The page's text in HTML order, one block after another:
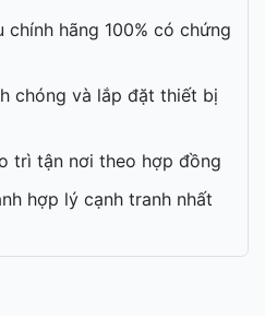
chính hãng 100% có chứng
chóng và lắp đặt thiết bị
trì tận nơi theo hợp đồng
hợp lý cạnh tranh nhất